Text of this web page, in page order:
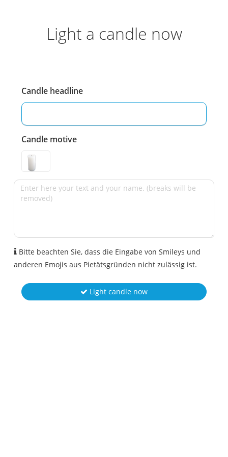
Light a candle now
Candle headline
Candle motive
Bitte beachten Sie, dass die Eingabe von Smileys und
anderen Emojis aus Pietätsgründen nicht zulässig ist.
Light candle now